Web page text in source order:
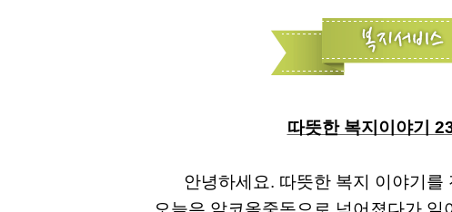
따뜻한 복지이야기
안녕하세요. 따뜻한 복지 이야기를